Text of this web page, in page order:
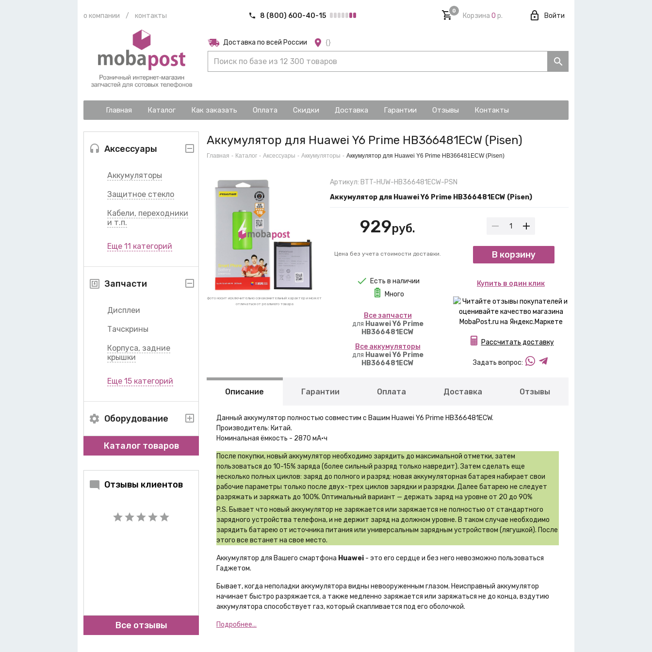
о компании / контакты 8 (800) 600-40-15
0
Корзина 0 р. Войти
Доставка по всей России {}
Главная Каталог Как заказать Оплата Скидки Доставка Гарантии Отзывы Контакты
Аксессуары
Аккумуляторы
Защитное стекло
Кабели, переходники
и т.п.
Еще 11 категорий
Запчасти
Дисплеи
Тачскрины
Корпуса, задние
крышки
Еще 15 категорий
Оборудование
Каталог товаров
Отзывы клиентов
Все отзывы
Аккумулятор для Huawei Y6 Prime HB366481ECW (Pisen)
Главная - Каталог - Аксессуары - Аккумуляторы - Аккумулятор для Huawei Y6 Prime HB366481ECW (Pisen)
фото носит исключительно ознакомительный характер и может
отличаться от реального товара
Артикул: BTT-HUW-HB366481ECW-PSN
Аккумулятор для Huawei Y6 Prime HB366481ECW (Pisen)
929руб.
Цена без учета стоимости доставки.
Есть в наличии
Много
Вcе запчасти
для Huawei Y6 Prime
HB366481ECW
Вcе аккумуляторы
для Huawei Y6 Prime
HB366481ECW
В корзину
Купить в один клик
Рассчитать доставку
Задать вопрос:
Описание Гарантии Оплата Доставка Отзывы
Данный аккумулятор полностью совместим с Вашим Huawei Y6 Prime HB366481ECW.
Производитель: Китай.
Номинальная ёмкость - 2870 мА·ч
После покупки, новый аккумулятор необходимо зарядить до максимальной отметки, затем
пользоваться до 10-15% заряда (более сильный разряд только навредит). Затем сделать еще
несколько полных циклов: заряд до полного и разряд: новая аккумуляторная батарея набирает свои
рабочие параметры только после двух-трех циклов зарядки и разрядки. Далее батарею не следует
разряжать и заряжать до 100%. Оптимальный вариант — держать заряд на уровне от 20 до 90%
P.S. Бывает что новый аккумулятор не заряжается или заряжается не полностью от стандартного
зарядного устройства телефона, и не держит заряд на должном уровне. В таком случае необходимо
зарядить батарею от источника питания или универсальным зарядным устройством (лягушкой). После
этого все встанет на свое место.
Аккумулятор для Вашего смартфона Huawei - это его сердце и без него невозможно пользоваться
Гаджетом.
Бывает, когда неполадки аккумулятора видны невооруженным глазом. Неисправный аккумулятор
начинает быстро разряжается, а также медленно заряжается или заряжаться не до конца, вздутию
аккумулятора способствует газ, который скапливается под его оболочкой.
Подробнее...